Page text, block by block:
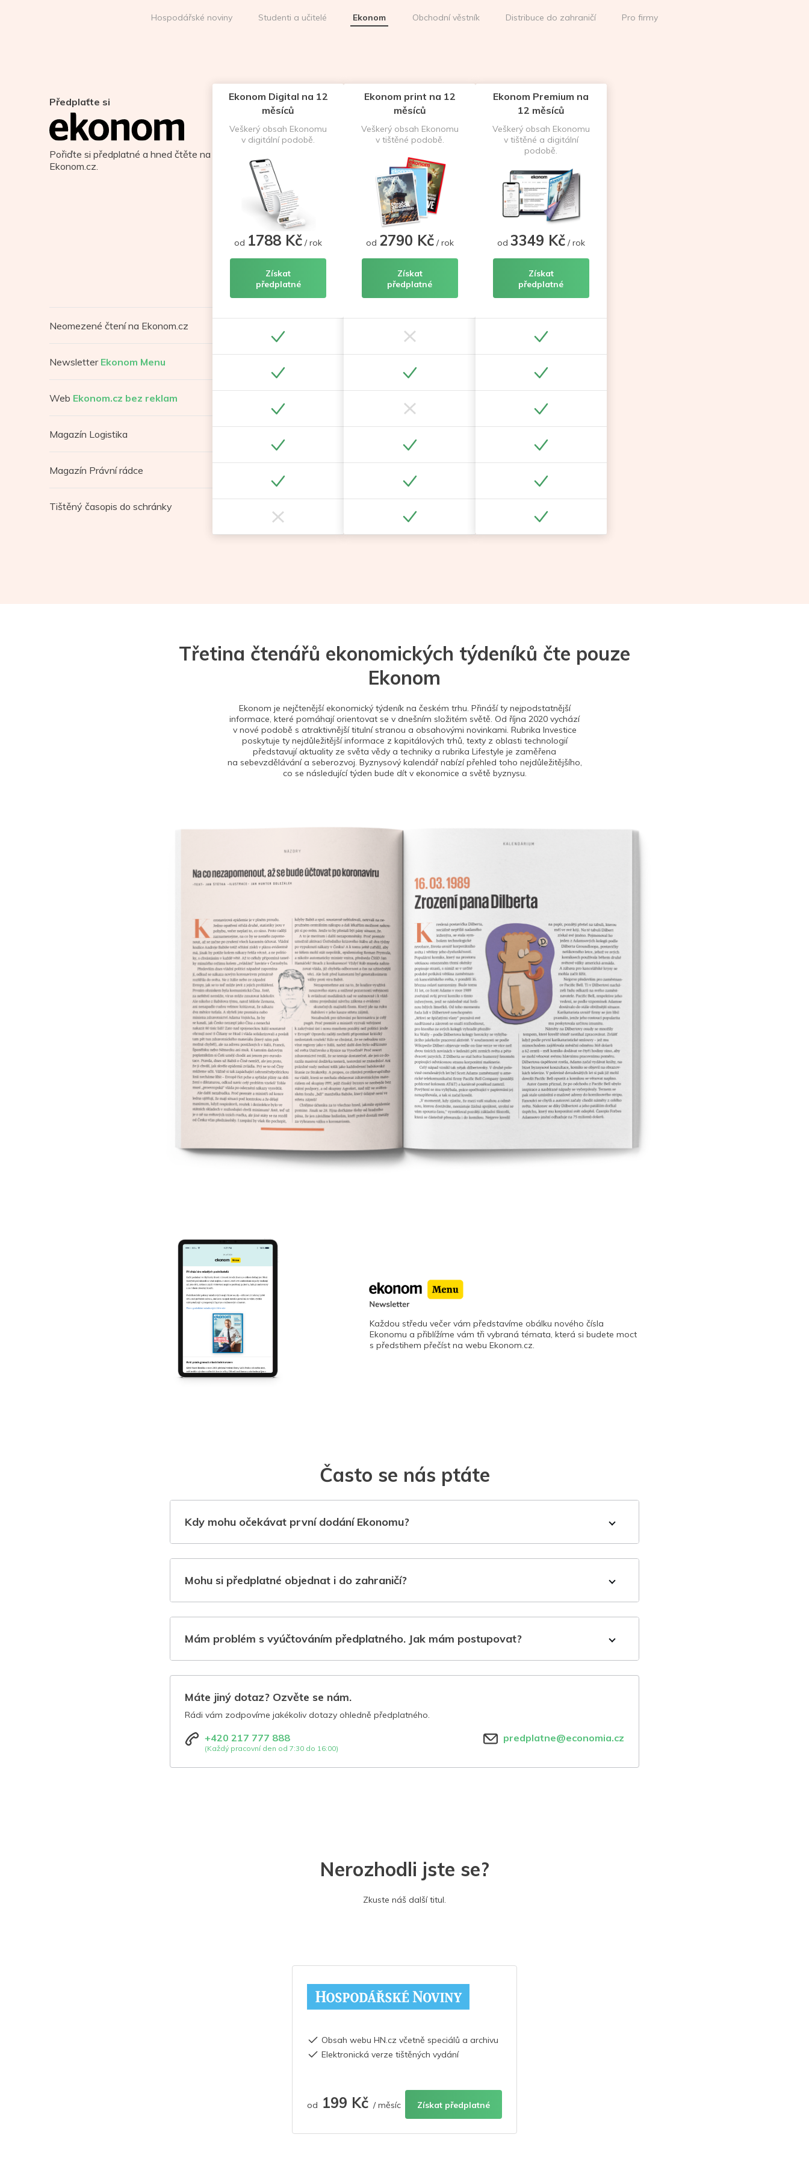
Hospodářské noviny Studenti a učitelé Ekonom Obchodní věstník Distribuce do zahraničí Pro firmy
Předplaťte si
Pořiďte si předplatné a hned čtěte na
Ekonom.cz.
Neomezené čtení na Ekonom.cz
Newsletter Ekonom Menu
Web Ekonom.cz bez reklam
Magazín Logistika
Magazín Právní rádce
Tištěný časopis do schránky
Ekonom Digital na 12
měsíců
Veškerý obsah Ekonomu
v digitální podobě.
od 1788 Kč / rok
Získat
předplatné
Ekonom print na 12
měsíců
Veškerý obsah Ekonomu
v tištěné podobě.
od 2790 Kč/ rok
Získat
předplatné
Ekonom Premium na
12 měsíců
Veškerý obsah Ekonomu
v tištěné a digitální
podobě.
od 3349 Kč/ rok
Získat
předplatné
Třetina čtenářů ekonomických týdeníků čte pouze
Ekonom
Ekonom je nejčtenější ekonomický týdeník na českém trhu. Přináší ty nejpodstatnější
informace, které pomáhají orientovat se v dnešním složitém světě. Od října 2020 vychází
v nové podobě s atraktivnější titulní stranou a obsahovými novinkami. Rubrika Investice
poskytuje ty nejdůležitější informace z kapitálových trhů, texty z oblasti technologií
představují aktuality ze světa vědy a techniky a rubrika Lifestyle je zaměřena
na sebevzdělávání a seberozvoj. Byznysový kalendář nabízí přehled toho nejdůležitějšího,
co se následující týden bude dít v ekonomice a světě byznysu.
Každou středu večer vám představíme obálku nového čísla
Ekonomu a přiblížíme vám tři vybraná témata, která si budete moct
s předstihem přečíst na webu Ekonom.cz.
Často se nás ptáte
Kdy mohu očekávat první dodání Ekonomu?
Mohu si předplatné objednat i do zahraničí?
Mám problém s vyúčtováním předplatného. Jak mám postupovat?
Máte jiný dotaz? Ozvěte se nám.
Rádi vám zodpovíme jakékoliv dotazy ohledně předplatného.
+420 217 777 888
(Každý pracovní den od 7:30 do 16:00)
predplatne@economia.cz
Nerozhodli jste se?
Zkuste náš další titul.
Obsah webu HN.cz včetně speciálů a archivu
Elektronická verze tištěných vydání
od 199 Kč / měsíc Získat předplatné